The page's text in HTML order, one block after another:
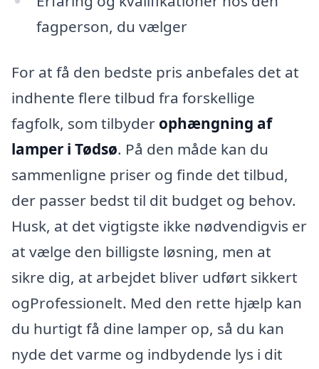
fagperson, du vælger
For at få den bedste pris anbefales det at
indhente flere tilbud fra forskellige
fagfolk, som tilbyder ophængning af
lamper i Tødsø. På den måde kan du
sammenligne priser og finde det tilbud,
der passer bedst til dit budget og behov.
Husk, at det vigtigste ikke nødvendigvis er
at vælge den billigste løsning, men at
sikre dig, at arbejdet bliver udført sikkert
ogProfessionelt. Med den rette hjælp kan
du hurtigt få dine lamper op, så du kan
nyde det varme og indbydende lys i dit